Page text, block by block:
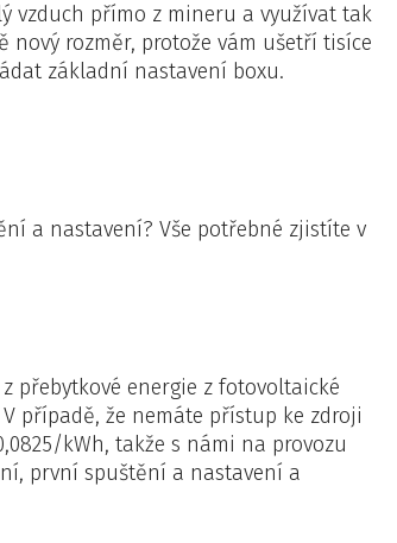
vzduch přímo z mineru a využívat tak
rozměr, protože vám ušetří tisíce
základní nastavení boxu.
a nastavení? Vše potřebné zjistíte v
přebytkové energie z fotovoltaické
V případě, že nemáte přístup ke zdroji
kWh, takže s námi na provozu
první spuštění a nastavení a